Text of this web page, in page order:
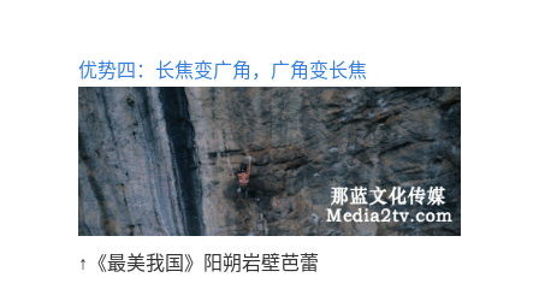
优势四：长焦变广角，广角变长焦
↑《最美我国》阳朔岩壁芭蕾